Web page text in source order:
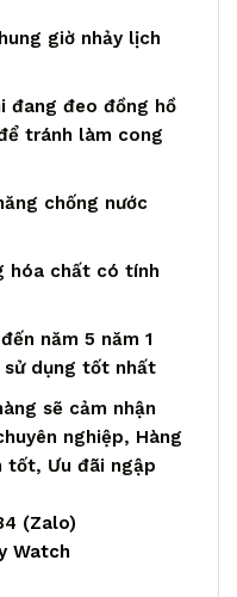
giờ nhảy lịch
đang đeo đồng hồ
tránh làm cong
chống nước
hóa chất có tính
năm 5 năm 1
sử dụng tốt nhất
sẽ cảm nhận
nghiệp, Hàng
tốt, Ưu đãi ngập
(Zalo)
Watch